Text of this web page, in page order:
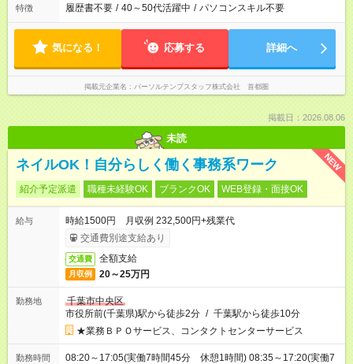
特徴 履歴書不要 / 40～50代活躍中 / パソコンスキル不要
気になる！ 応募する 詳細へ
掲載元企業名 パーソルテンプスタッフ株式会社 首都圏
掲載日：2026.08.06
未読
NEW
ネイルOK！自分らしく働く事務系ワーク
紹介予定派遣 職種未経験OK ブランクOK WEB登録・面接OK
給与
時給1500円 月収例 232,500円+残業代
交通費別途支給あり
交通費 全額支給
月収例 20～25万円
勤務地
千葉市中央区
市役所前(千葉県)駅から徒歩2分 / 千葉駅から徒歩10分
★業務ＢＰＯサービス、コンタクトセンターサービス
勤務時間
08:20～17:05(実働7時間45分 休憩1時間) 08:35～17:20(実働7